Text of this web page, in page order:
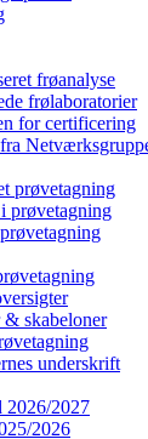
frøanalyse
frølaboratorier
for certificering
prøvetagning
prøvetagning
skabeloner
underskrift
2026/2027
2026